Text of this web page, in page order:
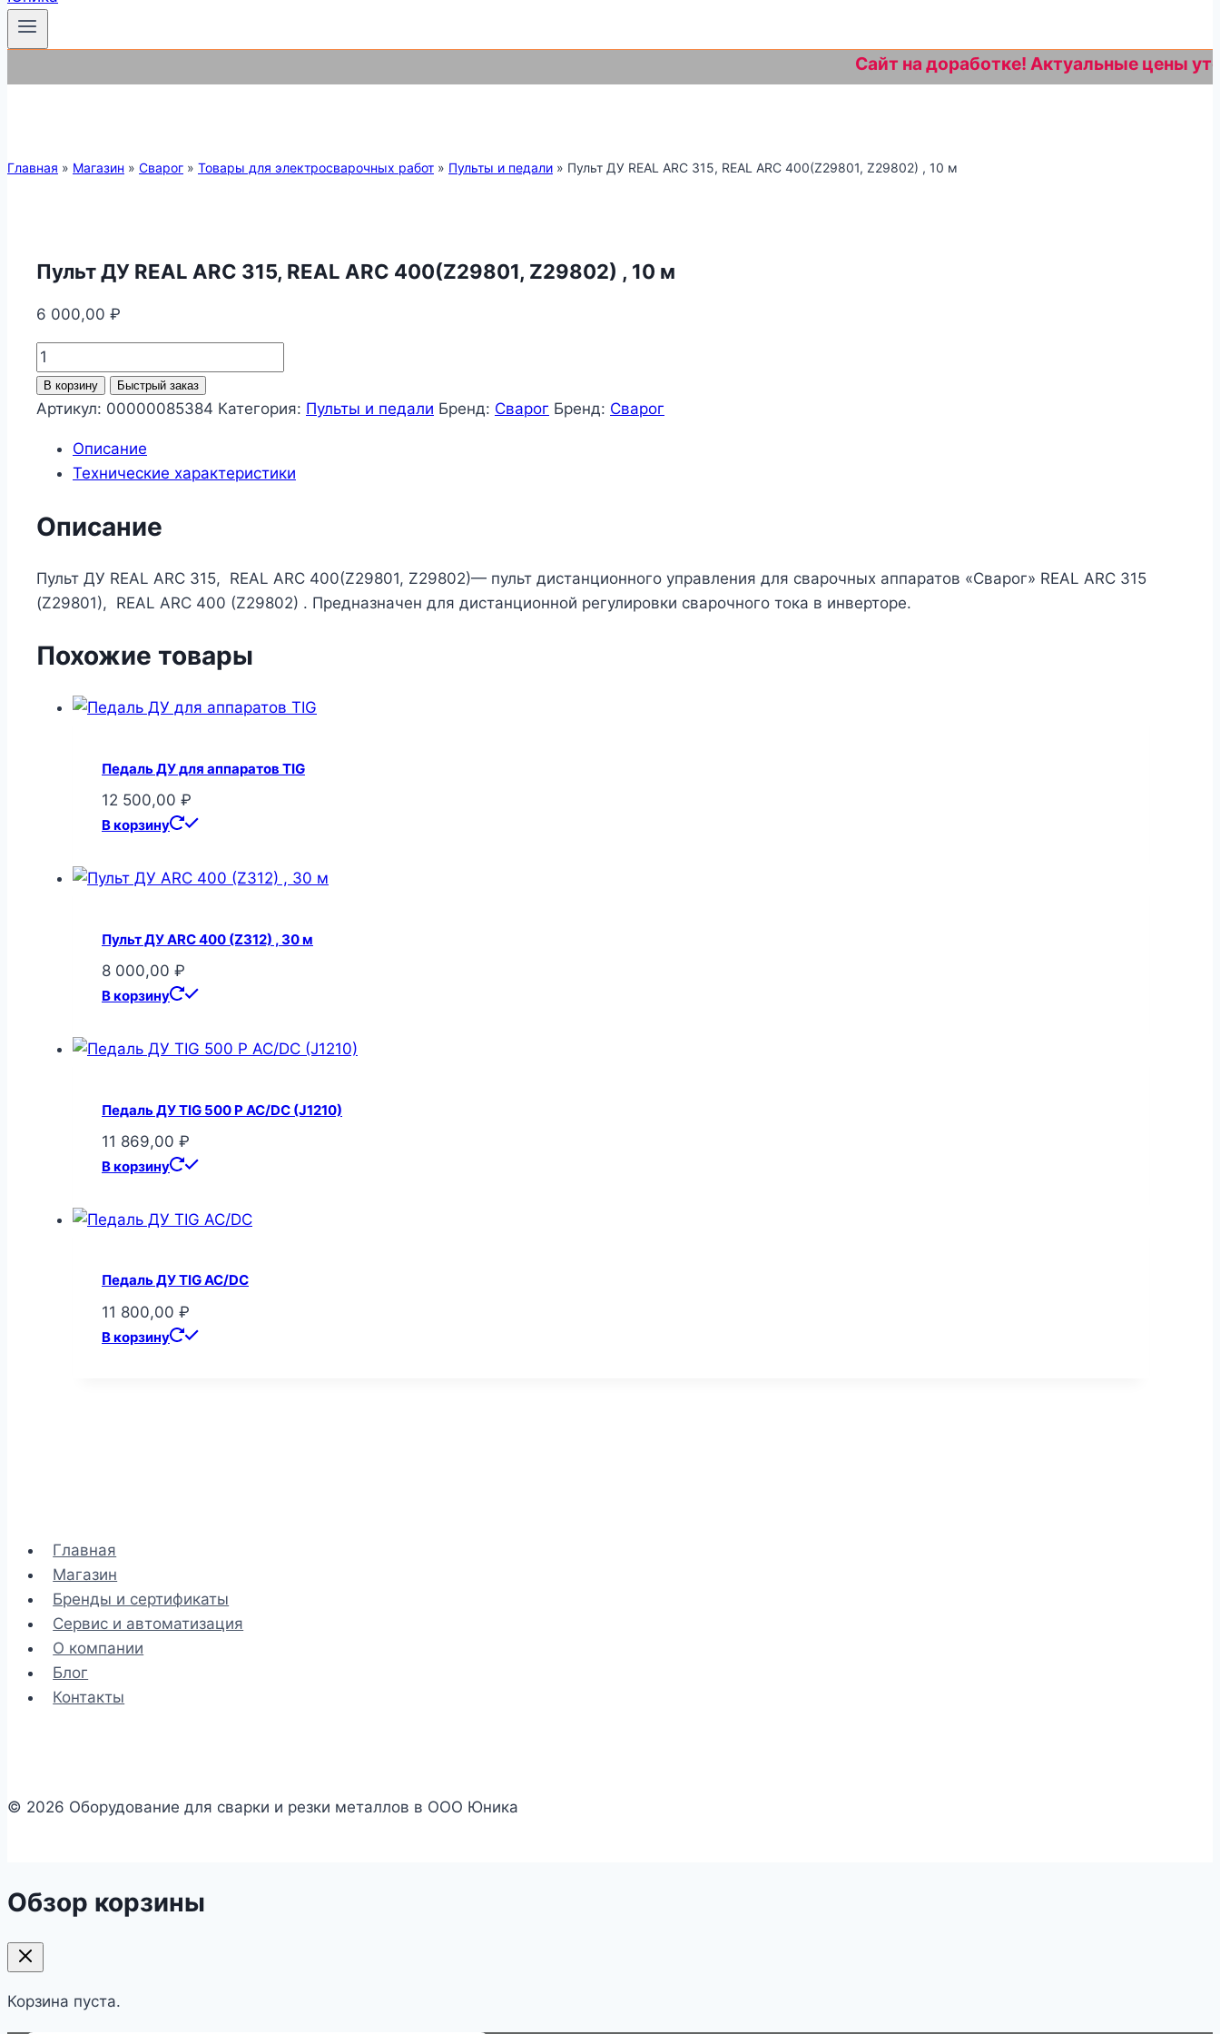
Сайт на доработке! Актуальные цены
Главная » Магазин » Сварог » Товары для электросварочных работ » Пульты и педали » Пульт ДУ REAL ARC 315, REAL ARC 400(Z29801, Z29802) , 10 м
Пульт ДУ REAL ARC 315, REAL ARC 400(Z29801, Z29802) , 10 м
6 000,00 ₽
Количество
товара
Пульт
REAL
ARC
REAL
400(Z29801,
Z29802)
10
В корзину Быстрый заказ
Артикул: 00000085384 Категория: Пульты и педали Бренд: Сварог Бренд: Сварог
Описание
Технические характеристики
Описание
Пульт ДУ REAL ARC 315, REAL ARC 400(Z29801, Z29802)— пульт дистанционного управления для сварочных аппаратов «Сварог» REAL ARC 315
(Z29801), REAL ARC 400 (Z29802) . Предназначен для дистанционной регулировки сварочного тока в инверторе.
Похожие товары
Педаль ДУ для аппаратов TIG
12 500,00 ₽
В корзину
Пульт ДУ ARC 400 (Z312) , 30 м
8 000,00 ₽
В корзину
Педаль ДУ TIG 500 Р АС/DC (J1210)
11 869,00 ₽
В корзину
Педаль ДУ TIG AC/DC
11 800,00 ₽
В корзину
Главная
Магазин
Бренды и сертификаты
Сервис и автоматизация
О компании
Блог
Контакты
© 2026 Оборудование для сварки и резки металлов в ООО Юника
Обзор корзины
Корзина пуста.